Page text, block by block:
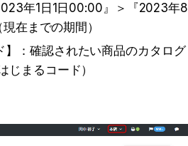
年1日1日00:00』＞『2023年8
在までの期間）
】：確認されたい商品のカタログ
じまるコード）